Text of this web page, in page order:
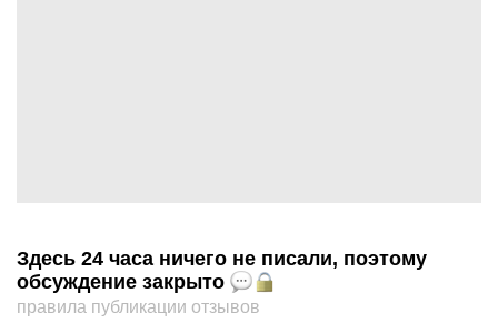
Здесь 24 часа ничего не писали, поэтому
обсуждение закрыто
правила публикации отзывов